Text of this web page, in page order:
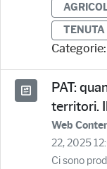
TENUTA
Categorie:
PAT:
territori.
Web
22, 2025
Ci sono